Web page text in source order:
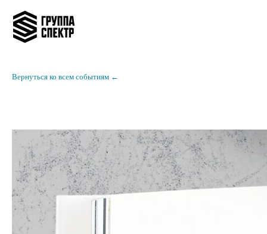
Вернуться ко всем событиям ←